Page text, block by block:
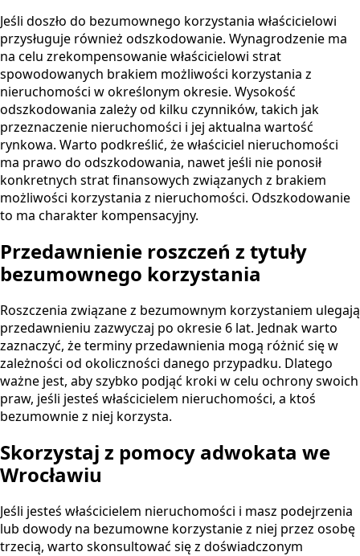
Jeśli doszło do bezumownego korzystania właścicielowi
przysługuje również odszkodowanie. Wynagrodzenie ma
na celu zrekompensowanie właścicielowi strat
spowodowanych brakiem możliwości korzystania z
nieruchomości w określonym okresie. Wysokość
odszkodowania zależy od kilku czynników, takich jak
przeznaczenie nieruchomości i jej aktualna wartość
rynkowa. Warto podkreślić, że właściciel nieruchomości
ma prawo do odszkodowania, nawet jeśli nie ponosił
konkretnych strat finansowych związanych z brakiem
możliwości korzystania z nieruchomości. Odszkodowanie
to ma charakter kompensacyjny.
Przedawnienie roszczeń z tytuły
bezumownego korzystania
Roszczenia związane z bezumownym korzystaniem ulegają
przedawnieniu zazwyczaj po okresie 6 lat. Jednak warto
zaznaczyć, że terminy przedawnienia mogą różnić się w
zależności od okoliczności danego przypadku. Dlatego
ważne jest, aby szybko podjąć kroki w celu ochrony swoich
praw, jeśli jesteś właścicielem nieruchomości, a ktoś
bezumownie z niej korzysta.
Skorzystaj z pomocy adwokata we
Wrocławiu
Jeśli jesteś właścicielem nieruchomości i masz podejrzenia
lub dowody na bezumowne korzystanie z niej przez osobę
trzecią, warto skonsultować się z doświadczonym